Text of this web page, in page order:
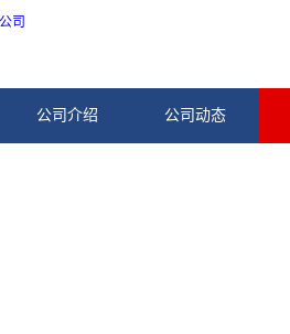
公司介绍 公司动态